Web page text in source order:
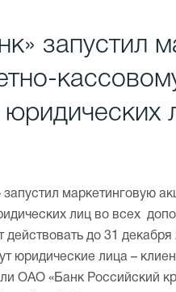
запустил
запустил маркетинговую
лиц во всех
до 31 декабря
юридические лица –
ОАО «Банк Российский